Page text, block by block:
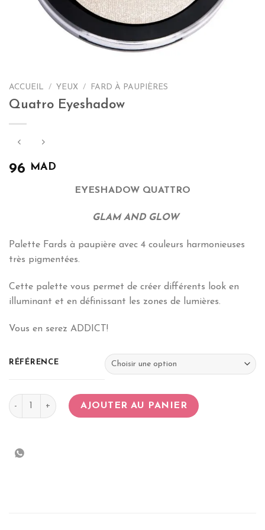
ACCUEIL / YEUX / FARD À PAUPIÈRES
Quatro Eyeshadow
96 MAD
EYESHADOW QUATTRO
GLAM AND GLOW
Palette Fards à paupière avec 4 couleurs harmonieuses
très pigmentées.
Cette palette vous permet de créer différents look en
illuminant et en définissant les zones de lumières.
Vous en serez ADDICT!
RÉFÉRENCE
quantité de Quatro Eyeshadow
AJOUTER AU PANIER